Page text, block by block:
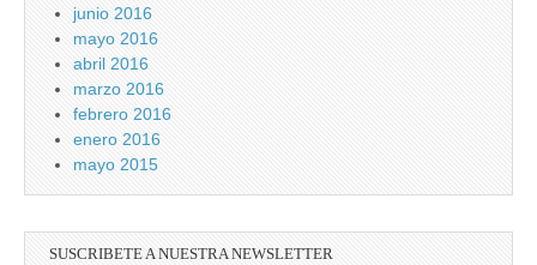
junio 2016
mayo 2016
abril 2016
marzo 2016
febrero 2016
enero 2016
mayo 2015
SUSCRIBETE A NUESTRA NEWSLETTER